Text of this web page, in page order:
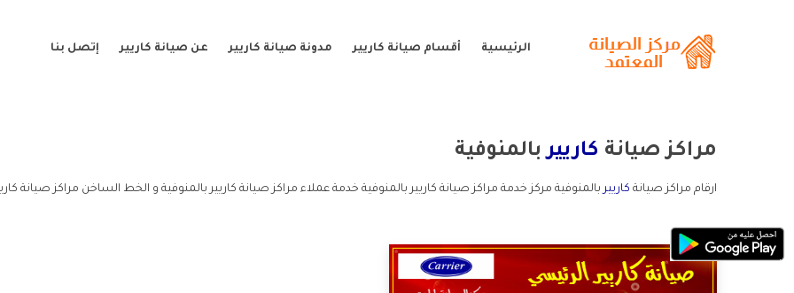
الرئيسية أقسام صيانة كاريير مدونة صيانة كاريير عن صيانة كاريير إتصل بنا
مراكز صيانة كارييربالمنوفية
ارقام مراكز صيانة كارييربالمنوفية مركز خدمة مراكز صيانة كاريير بالمنوفية خدمة عملاء مراكز صيانة كاريير بالمنوفية و الخط الساخن مراكز صيانة